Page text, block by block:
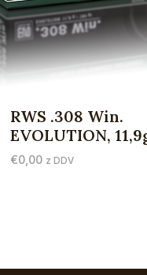
RWS .308 Win.
EVOLUTION,
€0,00 z DDV